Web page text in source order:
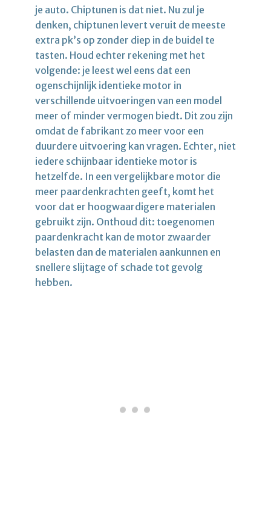
je auto. Chiptunen is dat niet. Nu zul je
denken, chiptunen levert veruit de meeste
extra pk’s op zonder diep in de buidel te
tasten. Houd echter rekening met het
volgende: je leest wel eens dat een
ogenschijnlijk identieke motor in
verschillende uitvoeringen van een model
meer of minder vermogen biedt. Dit zou zijn
omdat de fabrikant zo meer voor een
duurdere uitvoering kan vragen. Echter, niet
iedere schijnbaar identieke motor is
hetzelfde. In een vergelijkbare motor die
meer paardenkrachten geeft, komt het
voor dat er hoogwaardigere materialen
gebruikt zijn. Onthoud dit: toegenomen
paardenkracht kan de motor zwaarder
belasten dan de materialen aankunnen en
snellere slijtage of schade tot gevolg
hebben.